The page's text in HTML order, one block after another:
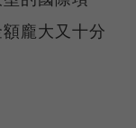
龐大又十分